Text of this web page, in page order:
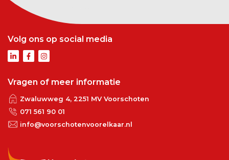
Volg ons op social media
Vragen of meer informatie
Zwaluwweg 4, 2251 MV Voorschoten
071 561 90 01
info@voorschotenvoorelkaar.nl